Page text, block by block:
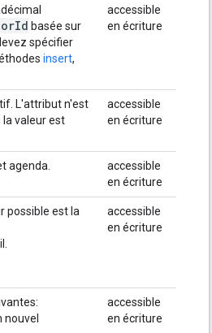
Id basée sur
spécifier
insert,
accessible
en écriture
L'attribut n'est
la valeur est
accessible
en écriture
agenda.
accessible
en écriture
possible est la
accessible
en écriture
accessible
en écriture